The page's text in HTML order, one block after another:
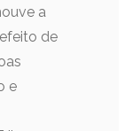
a
de
e